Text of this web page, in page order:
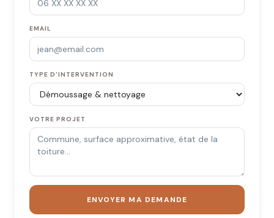
EMAIL
TYPE D'INTERVENTION
VOTRE PROJET
ENVOYER MA DEMANDE